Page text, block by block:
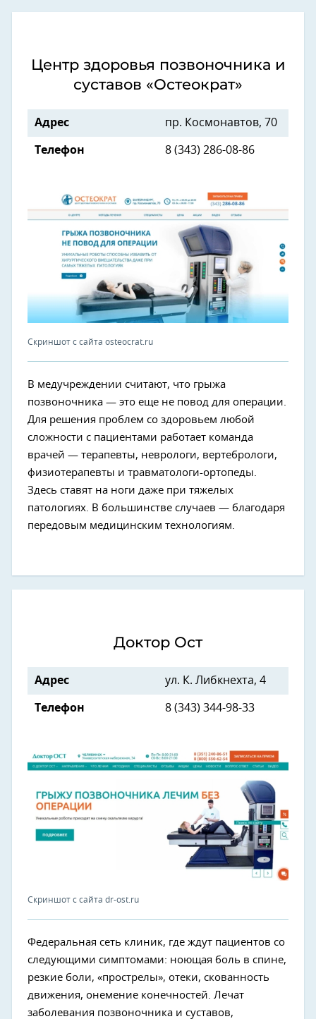
Центр здоровья позвоночника и
суставов «Остеократ»
Адрес пр. Космонавтов, 70
Телефон 8 (343) 286-08-86
Скриншот с сайта osteocrat.ru
В медучреждении считают, что грыжа
позвоночника — это еще не повод для операции.
Для решения проблем со здоровьем любой
сложности с пациентами работает команда
врачей — терапевты, неврологи, вертебрологи,
физиотерапевты и травматологи-ортопеды.
Здесь ставят на ноги даже при тяжелых
патологиях. В большинстве случаев — благодаря
передовым медицинским технологиям.
Доктор Ост
Адрес ул. К. Либкнехта, 4
Телефон 8 (343) 344-98-33
Скриншот с сайта dr-ost.ru
Федеральная сеть клиник, где ждут пациентов со
следующими симптомами: ноющая боль в спине,
резкие боли, «прострелы», отеки, скованность
движения, онемение конечностей. Лечат
заболевания позвоночника и суставов,